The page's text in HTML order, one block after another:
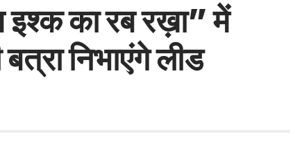
का रब रख़ा” में
निभाएंगे लीड